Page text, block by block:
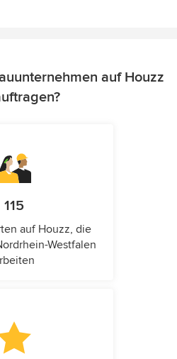
auf Houzz
115
auf Houzz, die
Westfalen